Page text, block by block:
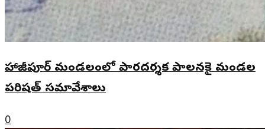
హాజీపూర్ మండలంలో పారదర్శక పాలనకై మండల
పరిషత్ సమావేశాలు
0